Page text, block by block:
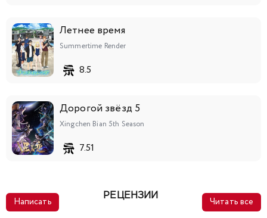
Летнее время
Summertime Render
8.5
Дорогой звёзд 5
Xingchen Bian 5th Season
7.51
Написать
РЕЦЕНЗИИ
Читать все